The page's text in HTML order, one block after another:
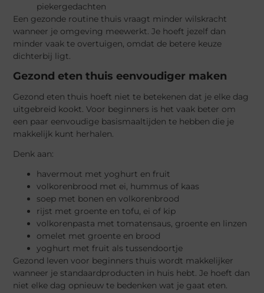
piekergedachten
Een gezonde routine thuis vraagt minder wilskracht
wanneer je omgeving meewerkt. Je hoeft jezelf dan
minder vaak te overtuigen, omdat de betere keuze
dichterbij ligt.
Gezond eten thuis eenvoudiger maken
Gezond eten thuis hoeft niet te betekenen dat je elke dag
uitgebreid kookt. Voor beginners is het vaak beter om
een paar eenvoudige basismaaltijden te hebben die je
makkelijk kunt herhalen.
Denk aan:
havermout met yoghurt en fruit
volkorenbrood met ei, hummus of kaas
soep met bonen en volkorenbrood
rijst met groente en tofu, ei of kip
volkorenpasta met tomatensaus, groente en linzen
omelet met groente en brood
yoghurt met fruit als tussendoortje
Gezond leven voor beginners thuis wordt makkelijker
wanneer je standaardproducten in huis hebt. Je hoeft dan
niet elke dag opnieuw te bedenken wat je gaat eten.